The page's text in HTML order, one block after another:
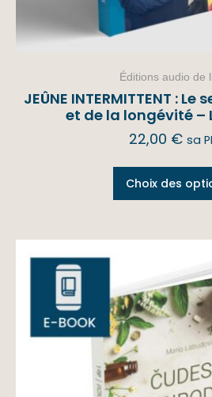
Éditions audio de
JEÛNE INTERMITTENT :
et de la longévité –
22,00 € sa
Choix des